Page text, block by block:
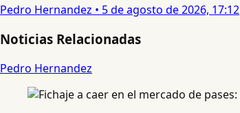
Pedro Hernandez • 5 de agosto de 2026, 17:12
Noticias Relacionadas
Pedro Hernandez